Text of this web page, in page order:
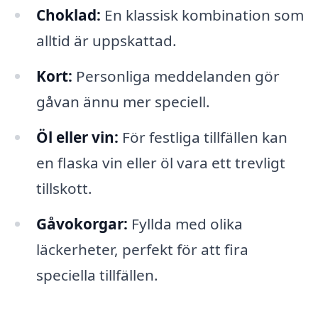
Choklad: En klassisk kombination som
alltid är uppskattad.
Kort: Personliga meddelanden gör
gåvan ännu mer speciell.
Öl eller vin: För festliga tillfällen kan
en flaska vin eller öl vara ett trevligt
tillskott.
Gåvokorgar: Fyllda med olika
läckerheter, perfekt för att fira
speciella tillfällen.